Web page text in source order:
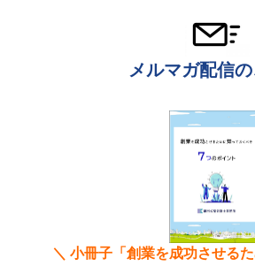
メルマガ配信
＼ 小冊子「創業を成功させる